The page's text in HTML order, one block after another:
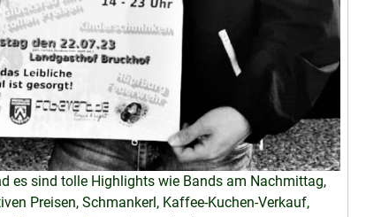
es sind tolle Highlights wie Bands am Nachmittag,
Preisen, Schmankerl, Kaffee-Kuchen-Verkauf,